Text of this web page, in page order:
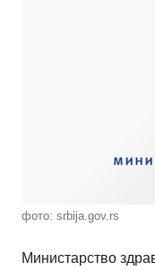
фото: srbija.gov.rs
Министарство